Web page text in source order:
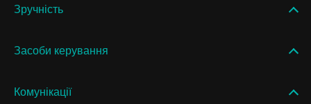
Зручність
Засоби керування
Комунікації